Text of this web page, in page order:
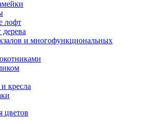
лофт
и многофункциональных
кресла
цветов